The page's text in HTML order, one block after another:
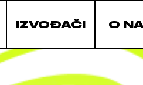
IZVOĐAČI O